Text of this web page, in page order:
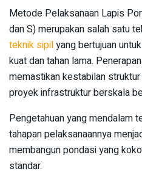
Metode Pelaksanaan Lapis
dan S) merupakan salah satu
teknik sipilyang bertujuan
kuat dan tahan lama.
memastikan kestabilan
proyek infrastruktur berskala
Pengetahuan yang mendalam
tahapan pelaksanaannya
membangun pondasi yang
standar.